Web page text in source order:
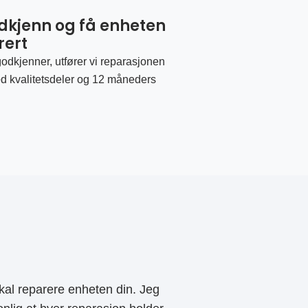
og få enheten
utfører vi reparasjonen
kvalitetsdeler og 12 måneders
reparere enheten din. Jeg